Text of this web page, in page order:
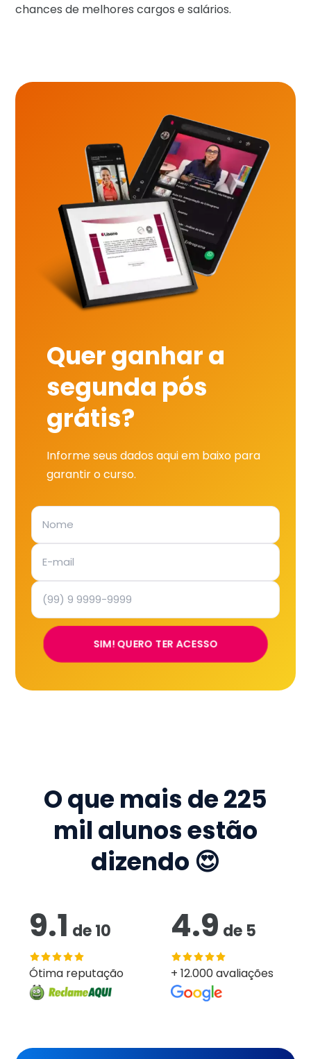
chances de melhores cargos e salários.
Quer ganhar a
segunda pós
grátis?
Informe seus dados aqui em baixo para
garantir o curso.
SIM! QUERO TER ACESSO
O que mais de225
mil alunos estão
dizendo 😍
9.1 de10
Ótima reputação
4.9 de 5
+ 12.000 avaliações